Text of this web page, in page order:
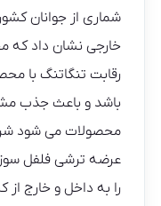
شماری از جوانان
خارجی نشان داد که
رقابت تنگاتنگ با
باشد و باعث جذب
محصولات می شود
عرضه ترشی فلفل
را به داخل و خارج